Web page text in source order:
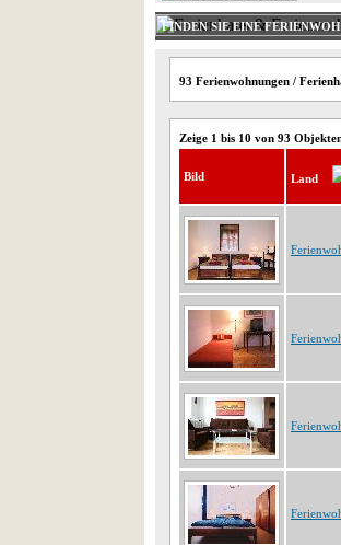
FINDEN SIE EINE
93 Ferienwohnungen /
Zeige 1 bis 10 von 93
Bild Land